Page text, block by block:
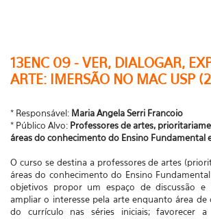
13ENC 09 - VER, DIALOGAR,
ARTE: IMERSÃO NO MAC USP
* Responsável: Maria Angela Serri Francoio
* Público Alvo: Professores de artes,
áreas do conhecimento do Ensino Fundamental
O curso se destina a professores de artes
áreas do conhecimento do Ensino
objetivos propor um espaço de discussão e
ampliar o interesse pela arte enquanto área de
do currículo nas séries iniciais; favorecer